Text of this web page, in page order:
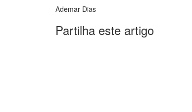
Ademar Dias
Partilha este artigo